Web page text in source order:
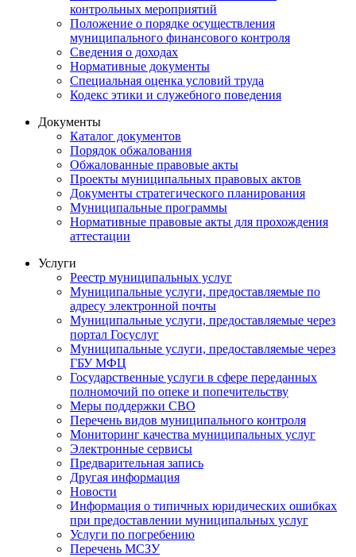
контрольных мероприятий
Положение о порядке осуществления
муниципального финансового контроля
Сведения о доходах
Нормативные документы
Специальная оценка условий труда
Кодекс этики и служебного поведения
Документы
Каталог документов
Порядок обжалования
Обжалованные правовые акты
Проекты муниципальных правовых актов
Документы стратегического планирования
Муниципальные программы
Нормативные правовые акты для прохождения
аттестации
Услуги
Реестр муниципальных услуг
Муниципальные услуги, предоставляемые по
адресу электронной почты
Муниципальные услуги, предоставляемые через
портал Госуслуг
Муниципальные услуги, предоставляемые через
ГБУ МФЦ
Государственные услуги в сфере переданных
полномочий по опеке и попечительству
Меры поддержки СВО
Перечень видов муниципального контроля
Мониторинг качества муниципальных услуг
Электронные сервисы
Предварительная запись
Другая информация
Новости
Информация о типичных юридических ошибках
при предоставлении муниципальных услуг
Услуги по погребению
Перечень МСЗУ